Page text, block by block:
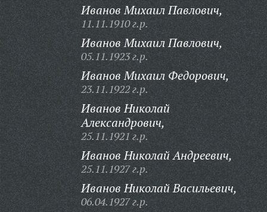
Иванов Михаил Павлович,
11.11.1910 г.р.
Иванов Михаил Павлович,
05.11.1923 г.р.
Иванов Михаил Федорович,
23.11.1922 г.р.
Иванов Николай
Александрович,
25.11.1921 г.р.
Иванов Николай Андреевич,
25.11.1927 г.р.
Иванов Николай Васильевич,
06.04.1927 г.р.